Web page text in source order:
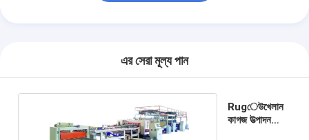
এর সেরা মূল্য পান
Rugেউখেলান
কাগজ উত্পাদন